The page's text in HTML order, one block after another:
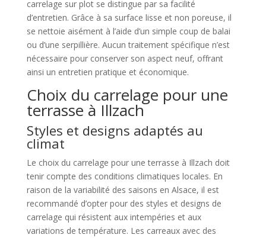
carrelage sur plot se distingue par sa facilité
d’entretien. Grâce à sa surface lisse et non poreuse, il
se nettoie aisément à l’aide d’un simple coup de balai
ou d’une serpillière. Aucun traitement spécifique n’est
nécessaire pour conserver son aspect neuf, offrant
ainsi un entretien pratique et économique.
Choix du carrelage pour une
terrasse à Illzach
Styles et designs adaptés au
climat
Le choix du carrelage pour une terrasse à Illzach doit
tenir compte des conditions climatiques locales. En
raison de la variabilité des saisons en Alsace, il est
recommandé d’opter pour des styles et designs de
carrelage qui résistent aux intempéries et aux
variations de température. Les carreaux avec des